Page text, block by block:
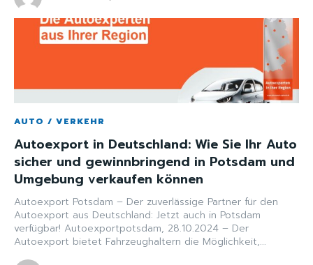
AUTO / VERKEHR
Autoexport in Deutschland: Wie Sie Ihr Auto
sicher und gewinnbringend in Potsdam und
Umgebung verkaufen können
Autoexport Potsdam – Der zuverlässige Partner für den
Autoexport aus Deutschland: Jetzt auch in Potsdam
verfügbar! Autoexportpotsdam, 28.10.2024 – Der
Autoexport bietet Fahrzeughaltern die Möglichkeit,...